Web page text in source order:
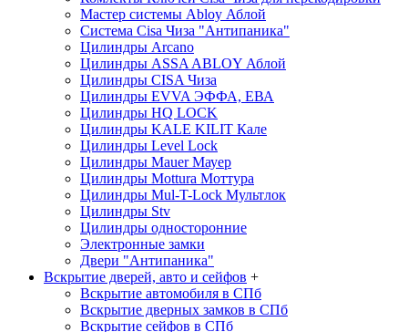
Мастер системы Abloy Аблой
Система Cisa Чиза "Антипаника"
Цилиндры Arcano
Цилиндры ASSA ABLOY Аблой
Цилиндры CISA Чиза
Цилиндры EVVA ЭФФА, ЕВА
Цилиндры HQ LOCK
Цилиндры KALE KILIT Кале
Цилиндры Level Lock
Цилиндры MauerМауер
Цилиндры Mottura Моттура
Цилиндры Mul-T-Lock Мультлок
Цилиндры Stv
Цилиндры односторонние
Электронные замки
Двери "Антипаника"
Вскрытие дверей, авто и сейфов +
Вскрытие автомобиля в СПб
Вскрытие дверных замков в СПб
Вскрытие сейфов в СПб